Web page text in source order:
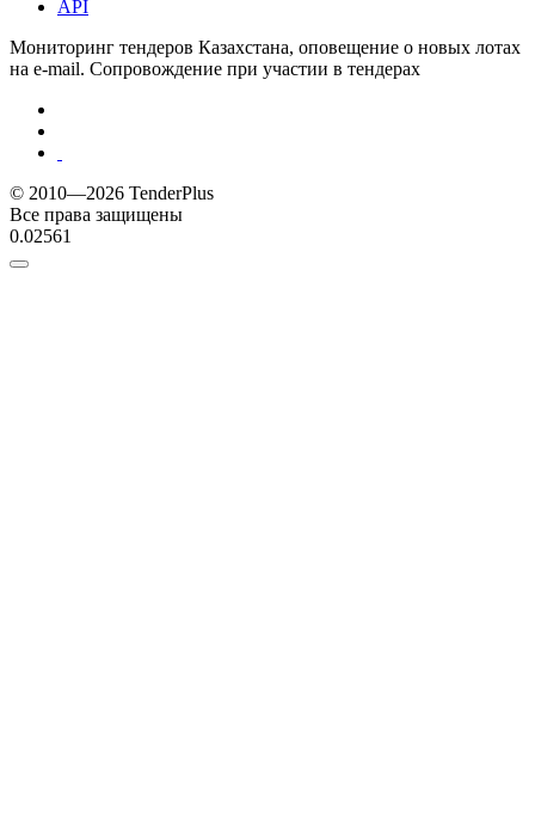
API
Мониторинг тендеров Казахстана, оповещение о новых лотах
на e-mail. Сопровождение при участии в тендерах
© 2010—2026 TenderPlus
Все права защищены
0.02561